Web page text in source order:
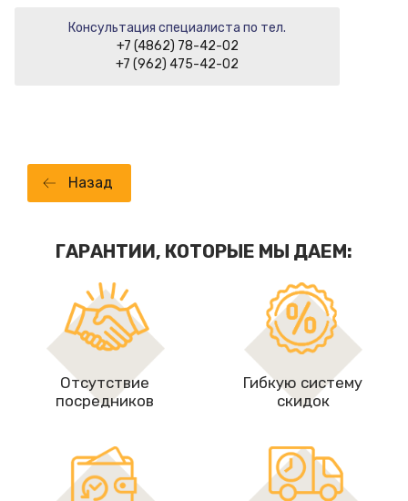
Консультация специалиста по тел.
+7 (4862) 78-42-02
+7 (962) 475-42-02
Назад
ГАРАНТИИ, КОТОРЫЕ МЫ ДАЕМ:
Отсутствие
посредников
Гибкую систему
скидок